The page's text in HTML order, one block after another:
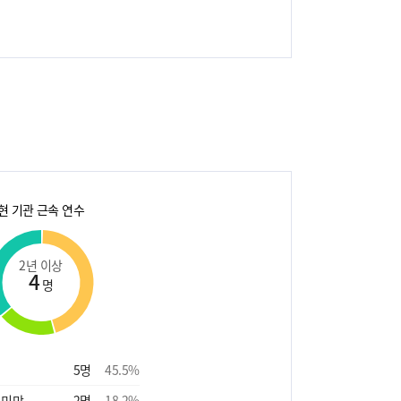
기관 근속 연수
2년 이상
4 명
5명 45.5%